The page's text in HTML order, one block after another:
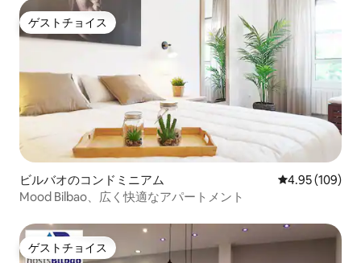
ゲストチョイス
ゲストチョイス
ビルバオのコンドミニアム レビュー109
4.95 (109)
Mood Bilbao、広く快適なアパートメント
ゲストチョイス
ゲストチョイス